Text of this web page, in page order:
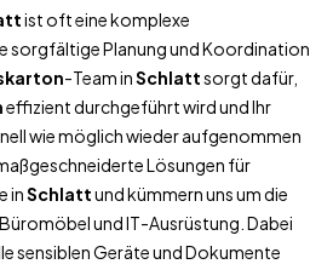
ist oft eine komplexe
sorgfältige Planung und Koordination
-Team inSchlattsorgt dafür,
effizient durchgeführt wird und Ihr
wie möglich wieder aufgenommen
Lösungen für
inSchlattund kümmern uns um die
und IT-Ausrüstung. Dabei
sensiblen Geräte und Dokumente